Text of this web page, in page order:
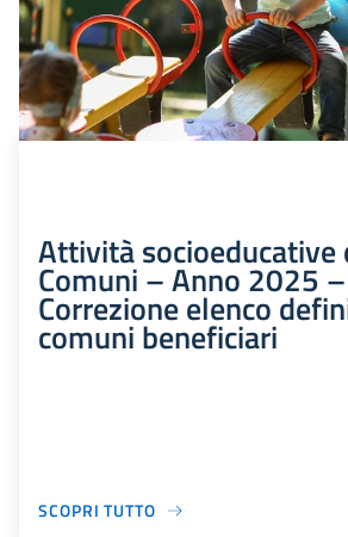
Attività socioeducative
Comuni – Anno 2025 –
Correzione elenco
comuni beneficiari
SCOPRI TUTTO